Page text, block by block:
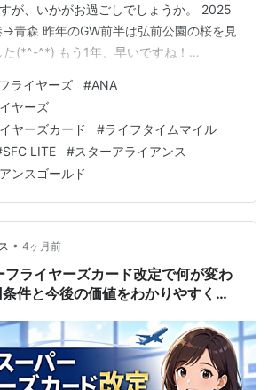
が、いかがお過ごしでしょうか。 2025
青森 昨年のGW前半は弘前公園の桜を見
(*^-^*) もう1年、早いですね！
今年はこのGWには旅行に
く、先日ANAのスーパーフライヤーズ
サービス提供へのリニューアルが発表
変更点を調べてみました。 【現在の
イヤーズ（SF…
ライヤーズ #ANA
ヤーズ
ヤーズカード #ライフタイムマイル
SFC LITE #スターアライアンス
ンスゴールド
• 4ヶ月前
ライヤーズカード改定で何が変わ
件と今後の価値をわかりやすく解